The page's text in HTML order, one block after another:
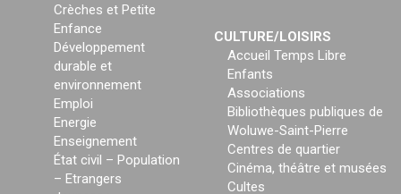
Crèches et Petite
Enfance
Développement
durable et
environnement
Emploi
Energie
Enseignement
État civil – Population
– Etrangers
CULTURE/LOISIRS
Accueil Temps Libre
Enfants
Associations
Bibliothèques publiques de
Woluwe-Saint-Pierre
Centres de quartier
Cinéma, théâtre et musées
Cultes